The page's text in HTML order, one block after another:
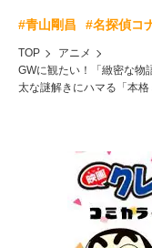
#青山剛昌 #名探偵コ
TOP
アニメ
GWに観たい！「緻密な
太な謎解きにハマる「本格